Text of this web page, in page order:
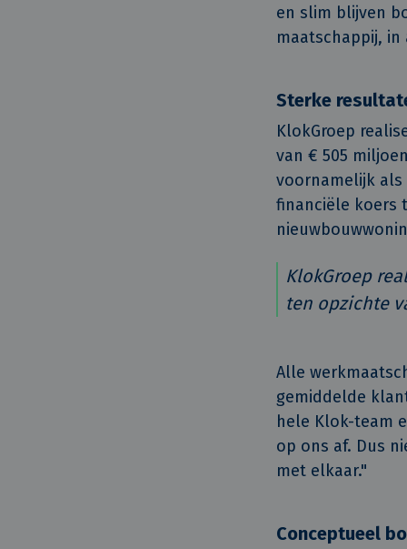
en slim blijven
maatschappij,
Sterke
KlokGroep
van € 505
voornamelijk als
financiële koers
KlokGroep
ten opzichte
Alle
gemiddelde
hele Klok-team
op ons af. Dus
met elkaar."
Conceptueel